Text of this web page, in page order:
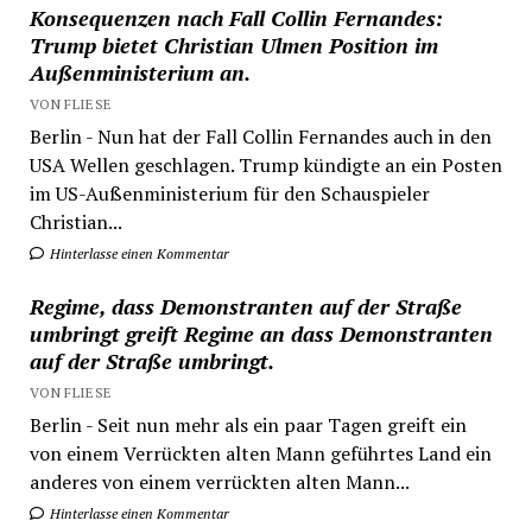
Konsequenzen nach Fall Collin Fernandes:
Trump bietet Christian Ulmen Position im
Außenministerium an.
VON FLIESE
Berlin - Nun hat der Fall Collin Fernandes auch in den
USA Wellen geschlagen. Trump kündigte an ein Posten
im US-Außenministerium für den Schauspieler
Christian...
Hinterlasse einen Kommentar
Regime, dass Demonstranten auf der Straße
umbringt greift Regime an dass Demonstranten
auf der Straße umbringt.
VON FLIESE
Berlin - Seit nun mehr als ein paar Tagen greift ein
von einem Verrückten alten Mann geführtes Land ein
anderes von einem verrückten alten Mann...
Hinterlasse einen Kommentar